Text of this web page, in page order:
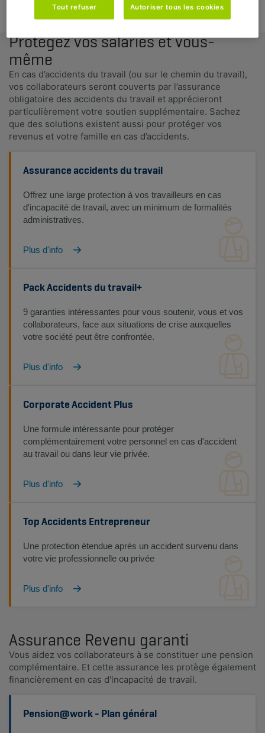
Protégez vos salariés et vous-
même
En cas d’accidents du travail (ou sur le chemin du travail),
vos collaborateurs seront couverts par l’assurance
obligatoire des accidents du travail et apprécieront
particulièrement votre soutien supplémentaire. Sachez
que des solutions existent aussi pour protéger vos
revenus et votre famille en cas d’accidents.
Assurance accidents du travail
Offrez une large protection à vos travailleurs en cas
d'incapacité de travail, avec un minimum de formalités
administratives.
Plus d'info
Pack Accidents du travail+
9 garanties intéressantes pour vous soutenir, vous et vos
collaborateurs, face aux situations de crise auxquelles
votre société peut être confrontée.
Plus d'info
Corporate Accident Plus
Une formule intéressante pour protéger
complémentairement votre personnel en cas d'accident
au travail ou dans leur vie privée.
Plus d'info
Top Accidents Entrepreneur
Une protection étendue après un accident survenu dans
votre vie professionnelle ou privée
Plus d'info
Assurance Revenu garanti
Vous aidez vos collaborateurs à se constituer une pension
complémentaire. Et cette assurance les protège également
financièrement en cas d'incapacité de travail.
Pension@work - Plan général
Tout refuser Autoriser tous les cookies